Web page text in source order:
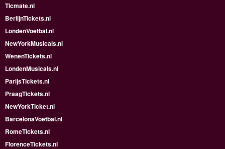
Ticmate.nl
BerlijnTickets.nl
LondenVoetbal.nl
NewYorkMusicals.nl
WenenTickets.nl
LondenMusicals.nl
ParijsTickets.nl
PraagTickets.nl
NewYorkTicket.nl
BarcelonaVoetbal.nl
RomeTickets.nl
FlorenceTickets.nl